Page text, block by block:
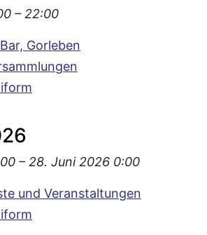
– 22:00
Gorleben
– 28. Juni 2026 0:00
und Veranstaltungen